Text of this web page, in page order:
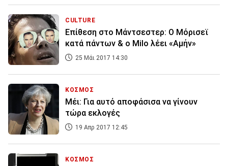
CULTURE
Eπίθεση στο Μάντσεστερ: Ο Μόρισεϊ
κατά πάντων & ο Milo λέει «Αμήν»
25 Μάι 2017 14:30
ΚΟΣΜΟΣ
Μέι: Για αυτό αποφάσισα να γίνουν
τώρα εκλογές
19 Απρ 2017 12:45
ΚΟΣΜΟΣ